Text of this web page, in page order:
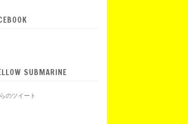
SUBMARINE
のツイート